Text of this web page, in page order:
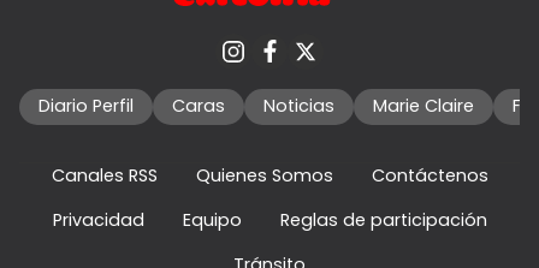
Diario Perfil Caras Noticias Marie Claire
Canales RSS Quienes Somos
Contáctenos
Privacidad
Equipo
Reglas de participación